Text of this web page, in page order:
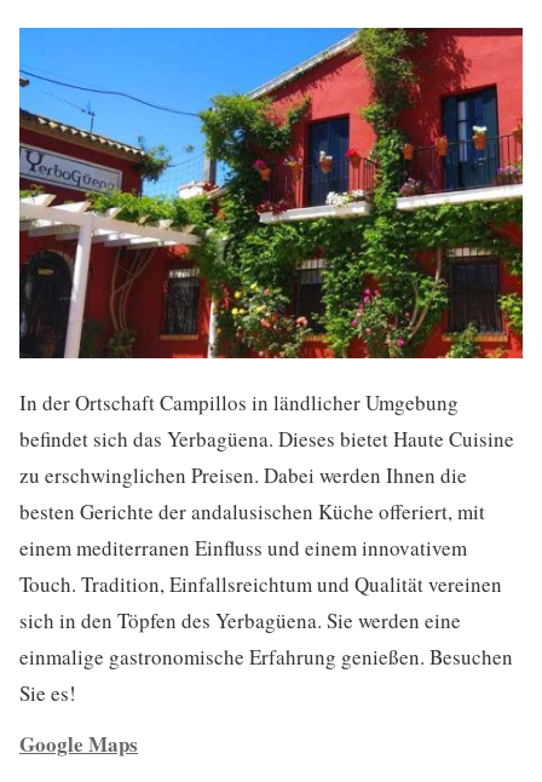
In der Ortschaft Campillos in ländlicher Umgebung
befindet sich das Yerbagüena. Dieses bietet Haute Cuisine
zu erschwinglichen Preisen. Dabei werden Ihnen die
besten Gerichte der andalusischen Küche offeriert, mit
einem mediterranen Einfluss und einem innovativem
Touch. Tradition, Einfallsreichtum und Qualität vereinen
sich in den Töpfen des Yerbagüena. Sie werden eine
einmalige gastronomische Erfahrung genießen. Besuchen
Sie es!
Google Maps